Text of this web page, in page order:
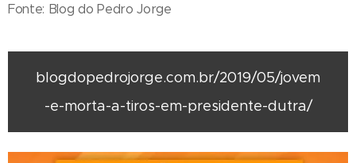
Fonte: Blog do Pedro Jorge
blogdopedrojorge.com.br/2019/05/jovem
-e-morta-a-tiros-em-presidente-dutra/